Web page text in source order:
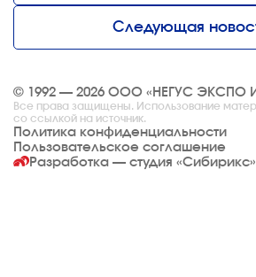
Следующая
© 1992 — 2026 ООО «НЕГУС ЭКСПО
Все права защищены. Использование
со ссылкой на источник.
Политика конфиденциальности
Пользовательское соглашение
Разработка — студия «Сибирикс»